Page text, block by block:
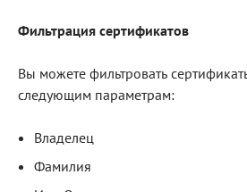
Решения
Фильтрация сертификатов
Вы можете фильтровать
следующим параметрам:
Владелец
Фамилия